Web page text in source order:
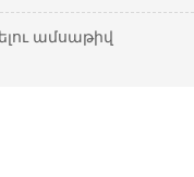
ամսաթիվ